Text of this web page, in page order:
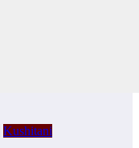
Kushitani